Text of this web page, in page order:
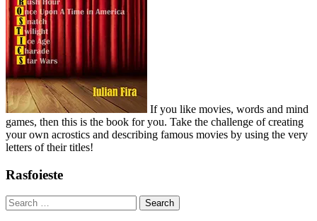
If you like movies, words and mind
games, then this is the book for you. Take the challenge of creating
your own acrostics and describing famous movies by using the very
letters of their titles!
Rasfoieste
Search
for: